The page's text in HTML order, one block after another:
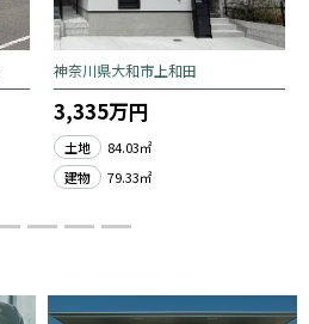
神奈川県大和市上和田
3,335万円
土地
84.03㎡
建物
79.33㎡